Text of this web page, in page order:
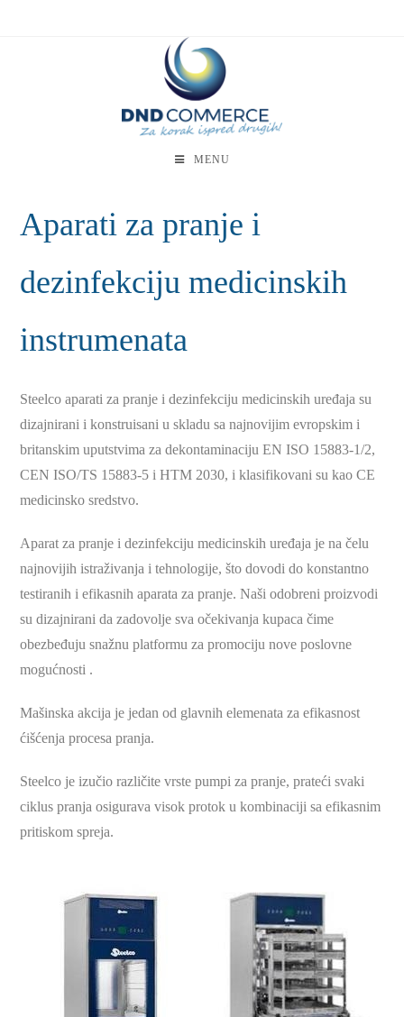
MENU
Aparati za pranje i
dezinfekciju medicinskih
instrumenata
Steelco aparati za pranje i dezinfekciju medicinskih uređaja su
dizajnirani i konstruisani u skladu sa najnovijim evropskim i
britanskim uputstvima za dekontaminaciju EN ISO 15883-1/2,
CEN ISO/TS 15883-5 i HTM 2030, i klasifikovani su kao CE
medicinsko sredstvo.
Aparat za pranje i dezinfekciju medicinskih uređaja je na čelu
najnovijih istraživanja i tehnologije, što dovodi do konstantno
testiranih i efikasnih aparata za pranje. Naši odobreni proizvodi
su dizajnirani da zadovolje sva očekivanja kupaca čime
obezbeđuju snažnu platformu za promociju nove poslovne
mogućnosti .
Mašinska akcija je jedan od glavnih elemenata za efikasnost
ćišćenja procesa pranja.
Steelco je izučio različite vrste pumpi za pranje, prateći svaki
ciklus pranja osigurava visok protok u kombinaciji sa efikasnim
pritiskom spreja.